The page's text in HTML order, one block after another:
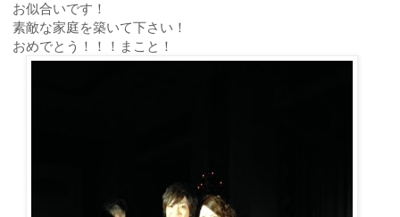
お似合いです！
素敵な家庭を築いて下さい！
おめでとう！！！まこと！